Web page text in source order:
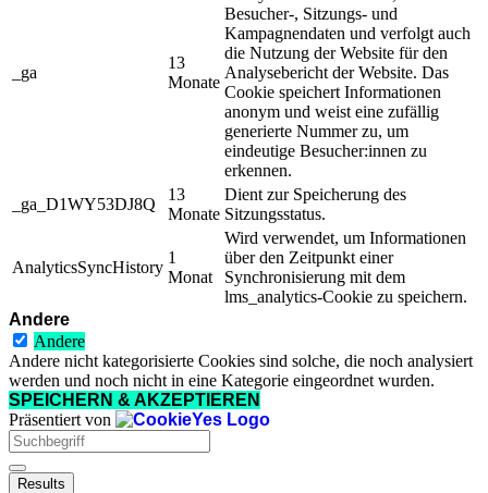
_ga
13
Monate
Besucher-, Sitzungs- und
Kampagnendaten und verfolgt auch
die Nutzung der Website für den
Analysebericht der Website. Das
Cookie speichert Informationen
anonym und weist eine zufällig
generierte Nummer zu, um
eindeutige Besucher:innen zu
erkennen.
_ga_D1WY53DJ8Q
13
Monate
Dient zur Speicherung des
Sitzungsstatus.
AnalyticsSyncHistory
1
Monat
Wird verwendet, um Informationen
über den Zeitpunkt einer
Synchronisierung mit dem
lms_analytics-Cookie zu speichern.
Andere
Andere
Andere nicht kategorisierte Cookies sind solche, die noch analysiert
werden und noch nicht in eine Kategorie eingeordnet wurden.
SPEICHERN & AKZEPTIEREN
Präsentiert von
Search
...
Results